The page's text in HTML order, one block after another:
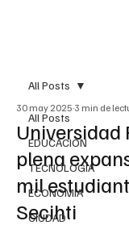
All Posts
EDUCACIÓN
TECNOLOGÍA
ECONOMÍA
CIUDAD
All Posts
Universidad
plena
mil
Secihti
30 may 2025 3 min de